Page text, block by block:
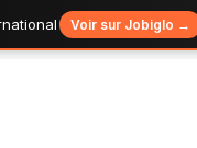
Voir sur Jobiglo →